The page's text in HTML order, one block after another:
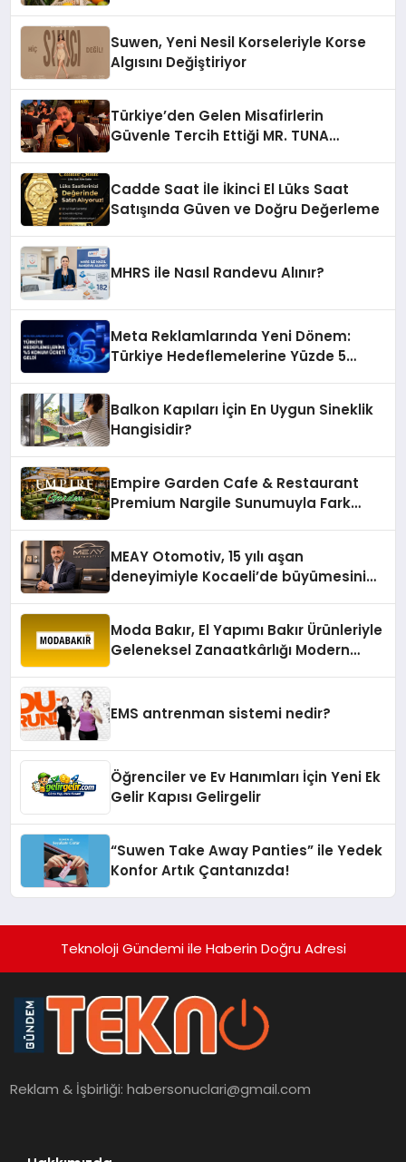
Suwen, Yeni Nesil Korseleriyle Korse
Algısını Değiştiriyor
Türkiye’den Gelen Misafirlerin
Güvenle Tercih Ettiği MR. TUNA
Cadde Saat İle İkinci El Lüks Saat
Satışında Güven ve Doğru Değerleme
MHRS ile Nasıl Randevu Alınır?
Meta Reklamlarında Yeni Dönem:
Türkiye Hedeflemelerine Yüzde 5
Balkon Kapıları İçin En Uygun Sineklik
Hangisidir?
Empire Garden Cafe & Restaurant
Premium Nargile Sunumuyla Fark
MEAY Otomotiv, 15 yılı aşan
deneyimiyle Kocaeli’de büyümesini
Moda Bakır, El Yapımı Bakır Ürünleriyle
Geleneksel Zanaatkârlığı Modern
EMS antrenman sistemi nedir?
Öğrenciler ve Ev Hanımları İçin Yeni Ek
Gelir Kapısı Gelirgelir
“Suwen Take Away Panties” ile Yedek
Konfor Artık Çantanızda!
Teknoloji Gündemi ile Haberin Doğru Adresi
Reklam & İşbirliği:habersonuclari@gmail.com